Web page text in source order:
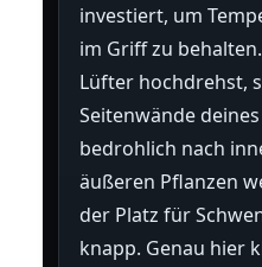
investiert, um
im Griff zu
Lüfter hochdrehst,
Seitenwände
bedrohlich nach
äußeren Pflanzen
der Platz für
knapp. Genau hier